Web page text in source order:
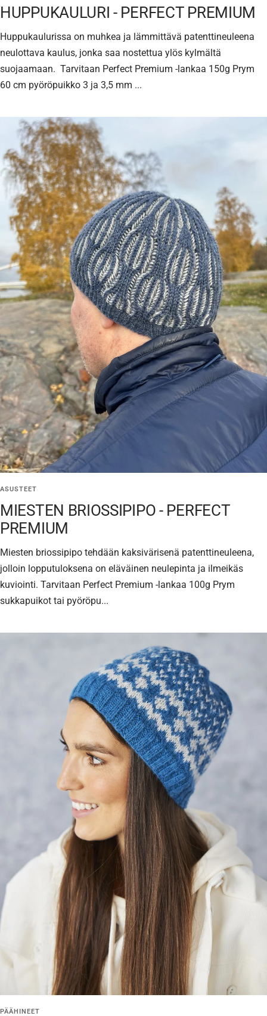
HUPPUKAULURI - PERFECT PREMIUM
Huppukaulurissa on muhkea ja lämmittävä patenttineuleena
neulottava kaulus, jonka saa nostettua ylös kylmältä
suojaamaan. Tarvitaan Perfect Premium -lankaa 150g Prym
60 cm pyöröpuikko 3 ja 3,5 mm ...
ASUSTEET
MIESTEN BRIOSSIPIPO - PERFECT
PREMIUM
Miesten briossipipo tehdään kaksivärisenä patenttineuleena,
jolloin lopputuloksena on eläväinen neulepinta ja ilmeikäs
kuviointi. Tarvitaan Perfect Premium -lankaa 100g Prym
sukkapuikot tai pyöröpu...
PÄÄHINEET